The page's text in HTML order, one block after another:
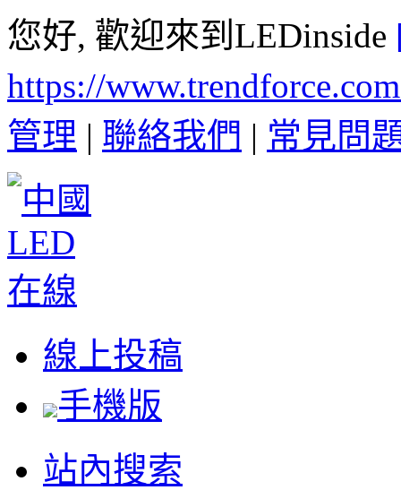
您好, 歡迎來到LEDinside
https://
管理 | 聯絡我們 | 常見問
線上投稿
手機版
站內搜索